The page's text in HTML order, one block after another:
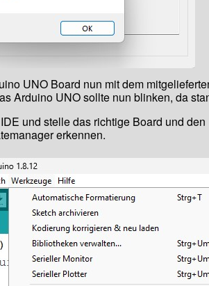
UNO Board nun mit dem
Arduino UNO sollte nun blinken, da
und stelle das richtige Board und
erkennen.